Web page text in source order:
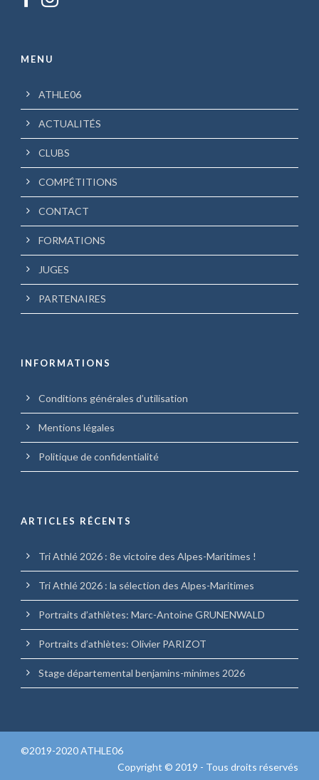
MENU
ATHLE06
ACTUALITÉS
CLUBS
COMPÉTITIONS
CONTACT
FORMATIONS
JUGES
PARTENAIRES
INFORMATIONS
Conditions générales d’utilisation
Mentions légales
Politique de confidentialité
ARTICLES RÉCENTS
Tri Athlé 2026 : 8e victoire des Alpes-Maritimes !
Tri Athlé 2026 : la sélection des Alpes-Maritimes
Portraits d’athlètes: Marc-Antoine GRUNENWALD
Portraits d’athlètes: Olivier PARIZOT
Stage départemental benjamins-minimes 2026
©2019-2020 ATHLE06
Copyright © 2019 - Tous droits réservés